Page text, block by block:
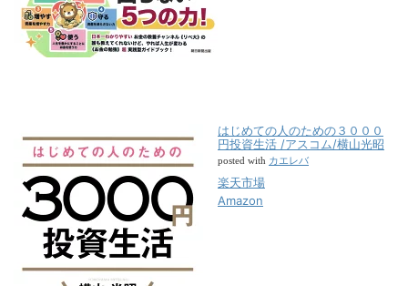
はじめての人のための３０００
円投資生活 /アスコム/横山光昭
posted with カエレバ
楽天市場
Amazon